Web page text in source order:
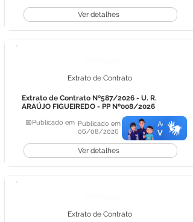
Ver detalhes
Extrato de Contrato
Extrato de Contrato Nº587/2026 - U. R.
ARAÚJO FIGUEIREDO - PP Nº008/2026
📅Publicado em Publicado em
06/08/2026
Ver detalhes
Extrato de Contrato